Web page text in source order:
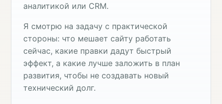
аналитикой или CRM.
Я смотрю на задачу с практической
стороны: что мешает сайту работать
сейчас, какие правки дадут быстрый
эффект, а какие лучше заложить в план
развития, чтобы не создавать новый
технический долг.